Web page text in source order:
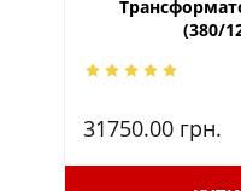
(380/
31750.00 грн.